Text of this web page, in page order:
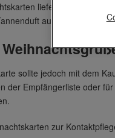
liefern den
aus.
sollte jedoch mit dem
der Empfängerliste oder
zur